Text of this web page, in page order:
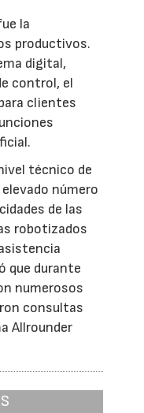
la
productivos.
digital,
control, el
clientes
técnico de
número
de las
robotizados
que durante
numerosos
consultas
Allrounder